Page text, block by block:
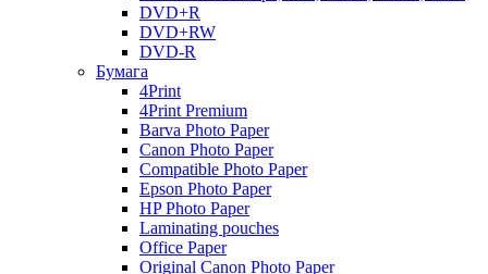
DVD+R
DVD+RW
DVD-R
Бумага
4Print
4Print Premium
Barva Photo Paper
Canon Photo Paper
Compatible Photo Paper
Epson Photo Paper
HP Photo Paper
Laminating pouches
Office Paper
Original Canon Photo Paper